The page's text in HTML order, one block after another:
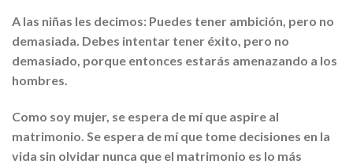
A las niñas les decimos: Puedes tener ambición, pero no
demasiada. Debes intentar tener éxito, pero no
demasiado, porque entonces estarás amenazando a los
hombres.
Como soy mujer, se espera de mí que aspire al
matrimonio. Se espera de mí que tome decisiones en la
vida sin olvidar nunca que el matrimonio es lo más